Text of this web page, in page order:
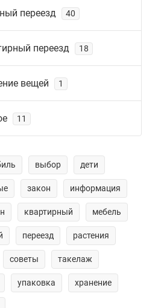
переезд 40
переезд 18
вещей 1
11
выбор дети
закон информация
квартирный мебель
переезд растения
советы такелаж
упаковка хранение